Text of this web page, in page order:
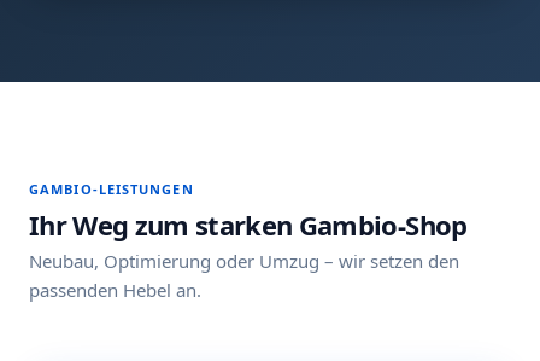
GAMBIO-LEISTUNGEN
Ihr Weg zum starken Gambio-Shop
Neubau, Optimierung oder Umzug – wir setzen den
passenden Hebel an.